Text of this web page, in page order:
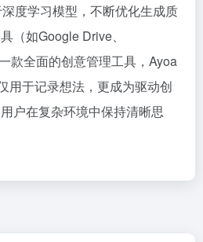
度学习模型，不断优化生成质
（如Google Drive、
款全面的创意管理工具，Ayoa
用于记录想法，更成为驱动创
户在复杂环境中保持清晰思